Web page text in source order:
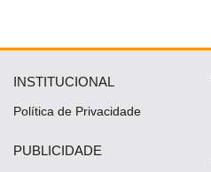
INSTITUCIONAL
Política de Privacidade
PUBLICIDADE